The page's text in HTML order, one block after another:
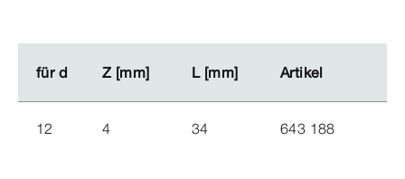
für d Z [mm] L [mm] Artikel
für d Z [mm] L [mm] Artikel
12 4 34 643 188